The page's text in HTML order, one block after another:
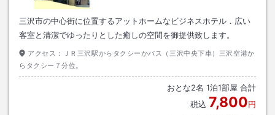
三沢市の中心街に位置するアットホームなビジネスホテル．広い
客室と清潔でゆったりとした癒しの空間を御提供致します。
アクセス：
ＪＲ三沢駅からタクシーかバス（三沢中央下車）三沢空港か
らタクシー７分位。
おとな2名 1泊1部屋 合計
税込 7,800円